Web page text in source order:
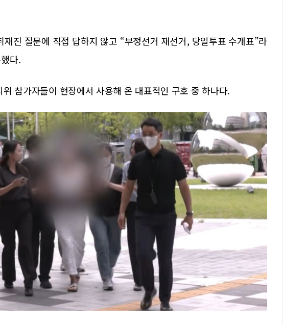
진 질문에 직접 답하지 않고 “부정선거 재선거, 당일투표 수개표”라
다.
참가자들이 현장에서 사용해 온 대표적인 구호 중 하나다.